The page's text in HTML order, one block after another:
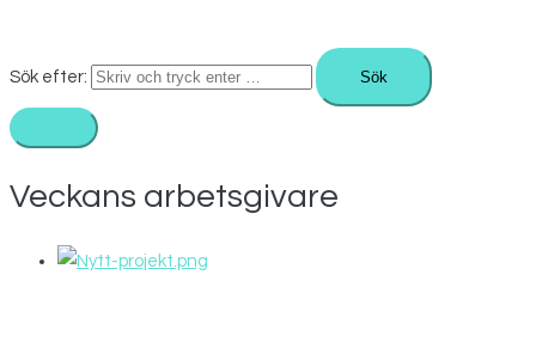
Sök efter:
Veckans arbetsgivare